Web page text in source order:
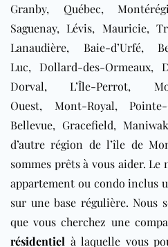
Granby, Québec,
Saguenay, Lévis, Mauricie,
Lanaudière, Baie-d’Urfé,
Luc, Dollard-des-Ormeaux,
Dorval, L’Île-Perrot,
Ouest, Mont-Royal,
Bellevue, Gracefield,
d’autre région de l’île de
sommes prêts à vous aider. Le
appartement ou condo inclus
sur une base régulière. Nous
que vous cherchez une
résidentiel à laquelle vous